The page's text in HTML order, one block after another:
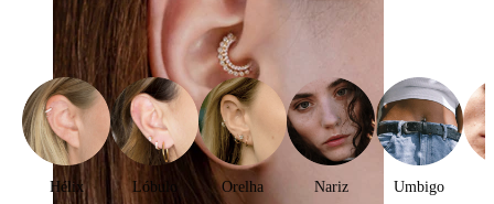
Hélix Lóbulo Orelha Nariz Umbigo